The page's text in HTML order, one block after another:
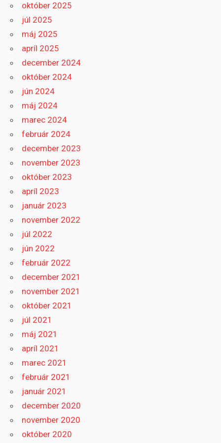
október 2025
júl 2025
máj 2025
apríl 2025
december 2024
október 2024
jún 2024
máj 2024
marec 2024
február 2024
december 2023
november 2023
október 2023
apríl 2023
január 2023
november 2022
júl 2022
jún 2022
február 2022
december 2021
november 2021
október 2021
júl 2021
máj 2021
apríl 2021
marec 2021
február 2021
január 2021
december 2020
november 2020
október 2020